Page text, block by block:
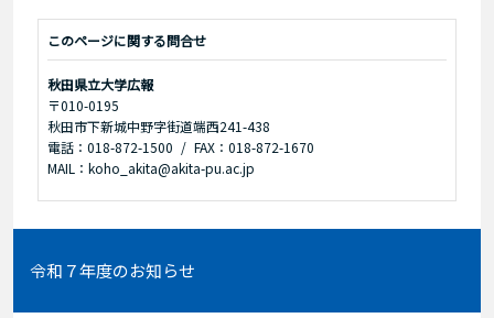
このページに関する問合せ
秋田県立大学広報
〒010-0195
秋田市下新城中野字街道端西241-438
電話：018-872-1500
FAX：018-872-1670
MAIL：koho_akita@akita-pu.ac.jp
令和７年度のお知らせ